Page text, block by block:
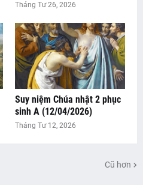
Tháng Tư 26, 2026
Suy niệm Chúa nhật 2 phục
sinh A (12/04/2026)
Tháng Tư 12, 2026
Cũ hơn